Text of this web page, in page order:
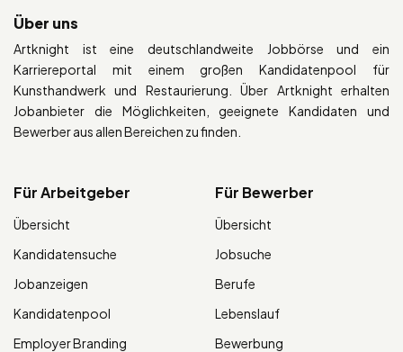
Über uns
Artknight ist eine deutschlandweite Jobbörse und ein
Karriereportal mit einem großen Kandidatenpool für
Kunsthandwerk und Restaurierung. Über Artknight erhalten
Jobanbieter die Möglichkeiten, geeignete Kandidaten und
Bewerber aus allen Bereichen zu finden.
Für Arbeitgeber
Übersicht
Kandidatensuche
Jobanzeigen
Kandidatenpool
Employer Branding
Für Bewerber
Übersicht
Jobsuche
Berufe
Lebenslauf
Bewerbung